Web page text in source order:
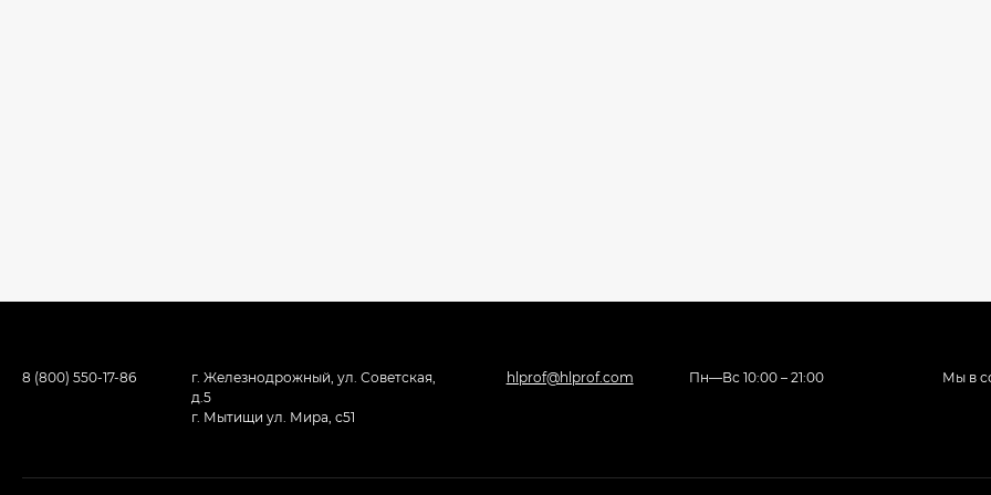
8 (800) 550-17-86
г. Железнодрожный, ул. Советская,
д.5
г. Мытищи ул. Мира, с51
hlprof@hlprof.com Пн—Вс 10:00 – 21:00 Мы в